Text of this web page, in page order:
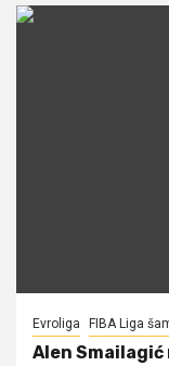
Evroliga FIBA Liga
Alen